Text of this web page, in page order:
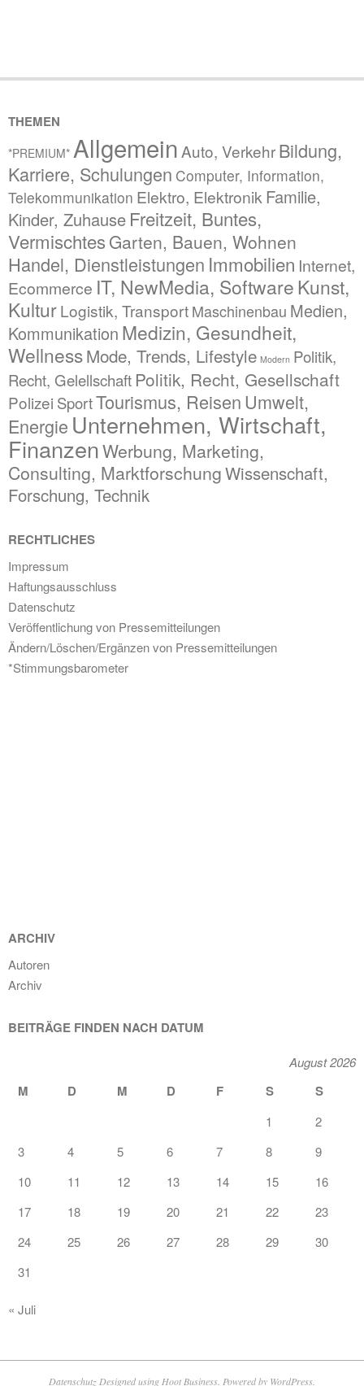
THEMEN
*PREMIUM* Allgemein Auto, VerkehrBildung,
Karriere, Schulungen Computer, Information,
Telekommunikation Elektro, Elektronik Familie,
Kinder, Zuhause Freitzeit, Buntes,
Vermischtes Garten, Bauen, Wohnen
Handel, Dienstleistungen Immobilien Internet,
Ecommerce IT, NewMedia, SoftwareKunst,
KulturLogistik, TransportMaschinenbau Medien,
Kommunikation Medizin, Gesundheit,
WellnessMode, Trends, Lifestyle Modern Politik,
Recht, Gelellschaft Politik, Recht, Gesellschaft
Polizei SportTourismus, Reisen Umwelt,
Energie Unternehmen, Wirtschaft,
FinanzenWerbung, Marketing,
Consulting, MarktforschungWissenschaft,
Forschung, Technik
RECHTLICHES
Impressum
Haftungsausschluss
Datenschutz
Veröffentlichung von Pressemitteilungen
Ändern/Löschen/Ergänzen von Pressemitteilungen
*Stimmungsbarometer
ARCHIV
Autoren
Archiv
BEITRÄGE FINDEN NACH DATUM
August 2026
M D M D F S S
1
2
3
4 5 6 7 8
9
10
11 12 13 14 15
16
17
18 19 20 21 22
23
24
25 26 27 28 29
30
31
« Juli
Datenschutz Designed using Hoot Business . Powered by WordPress